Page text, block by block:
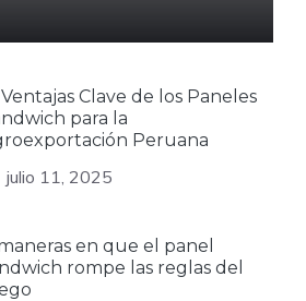
Ventajas Clave de los Paneles
para la
Peruana
julio 11, 2025
en que el panel
rompe las reglas del